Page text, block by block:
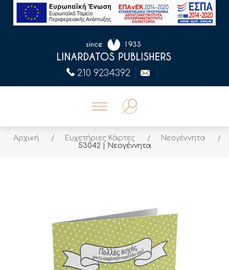
210 9234392
Αρχική / Ευχετήριες Κάρτες / Νεογέννητα
/
53042 | Νεογέννητα